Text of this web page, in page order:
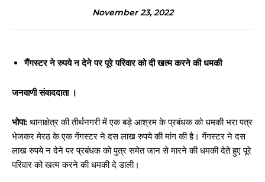
November 23, 2022
गैंगस्टर ने रुपये न देने पर पूरे परिवार को दी खत्म करने की धमकी
जनवाणी संवाददाता ।
भोपा: थानाक्षेत्र की तीर्थनगरी में एक बड़े आश्रम के प्रबंधक को धमकी भरा पत्र
भेजकर मेरठ के एक गेंगस्टर ने दस लाख रुपये की मांग की है। गेंगस्टर ने दस
लाख रुपये न देने पर प्रबंधक को पुत्र समेत जान से मारने की धमकी देते हुए पूरे
परिवार को खत्म करने की धमकी दे डाली।